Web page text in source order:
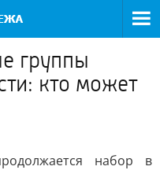
группы
кто может
набор в